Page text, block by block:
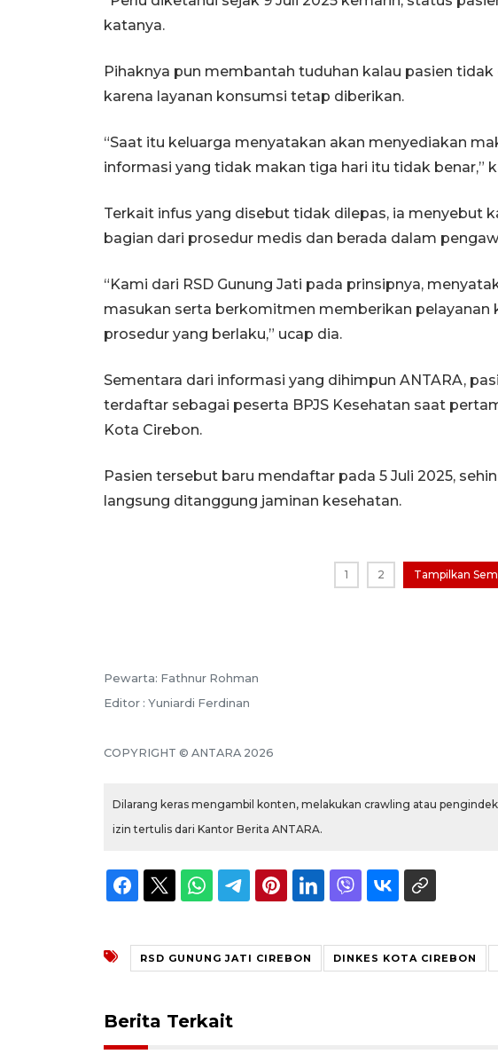
katanya.
Pihaknya pun membantah tuduhan kalau pasien
karena layanan konsumsi tetap diberikan.
“Saat itu keluarga menyatakan akan menyediakan
informasi yang tidak makan tiga hari itu tidak benar,”
Terkait infus yang disebut tidak dilepas, ia menyebut
bagian dari prosedur medis dan berada dalam
“Kami dari RSD Gunung Jati pada prinsipnya,
masukan serta berkomitmen memberikan pelayanan
prosedur yang berlaku,” ucap dia.
Sementara dari informasi yang dihimpun ANTARA,
terdaftar sebagai peserta BPJS Kesehatan saat
Kota Cirebon.
Pasien tersebut baru mendaftar pada 5 Juli 2025,
langsung ditanggung jaminan kesehatan.
1 2 Tampilkan
Pewarta: Fathnur Rohman
Editor : Yuniardi Ferdinan
COPYRIGHT © ANTARA 2026
Dilarang keras mengambil konten, melakukan crawling atau
izin tertulis dari Kantor Berita ANTARA.
RSD GUNUNG JATI CIREBON DINKES KOTA CIREBON
Berita Terkait